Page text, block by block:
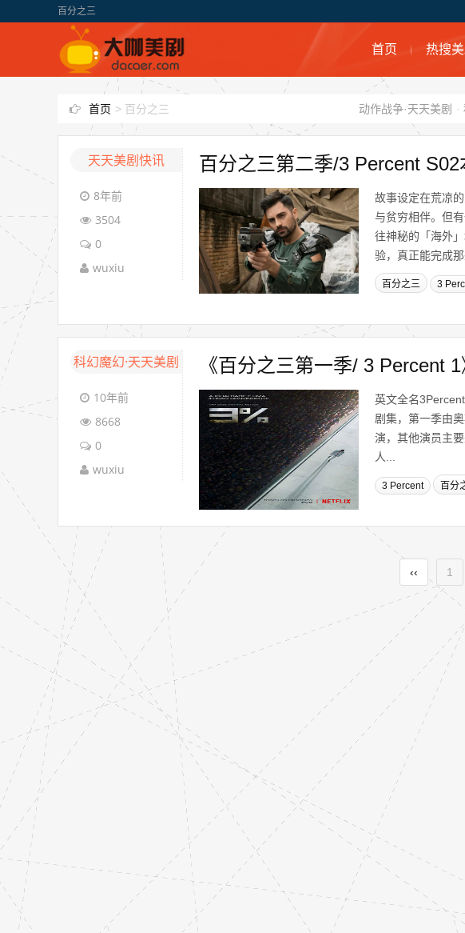
百分之三
首页 热搜
首页 > 百分之三 动作战争·天天美剧 ·
天天美剧快讯
8年前
3504
0
wuxiu
百分之三第二季/3 Percent S02
故事设定在荒凉
与贫穷相伴。但
往神秘的「海外
验，真正能完成
百分之三 3
科幻魔幻·天天美剧
10年前
8668
0
wuxiu
《百分之三第一季/ 3 Percent
英文全名
剧集，第一季由
演，其他演员主
人...
3 Percent 百分
‹‹ 1